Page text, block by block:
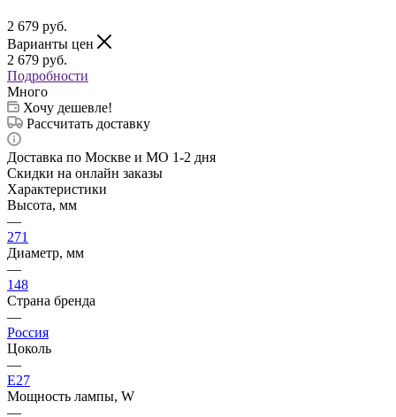
2 679 руб.
Варианты цен
2 679 руб.
Подробности
Много
Хочу дешевле!
Рассчитать доставку
Доставка по Москве и МО 1-2 дня
Скидки на онлайн заказы
Характеристики
Высота, мм
—
271
Диаметр, мм
—
148
Страна бренда
—
Россия
Цоколь
—
E27
Мощность лампы, W
—